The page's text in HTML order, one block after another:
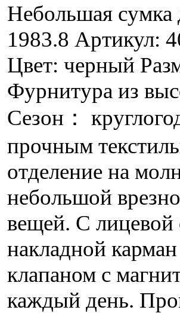
Небольшая сумка
1983.8 Артикул:
Цвет: черный
Фурнитура из
Сезон：
прочным
отделение на
небольшой
вещей. С лицевой
накладной
клапаном с
каждый день.